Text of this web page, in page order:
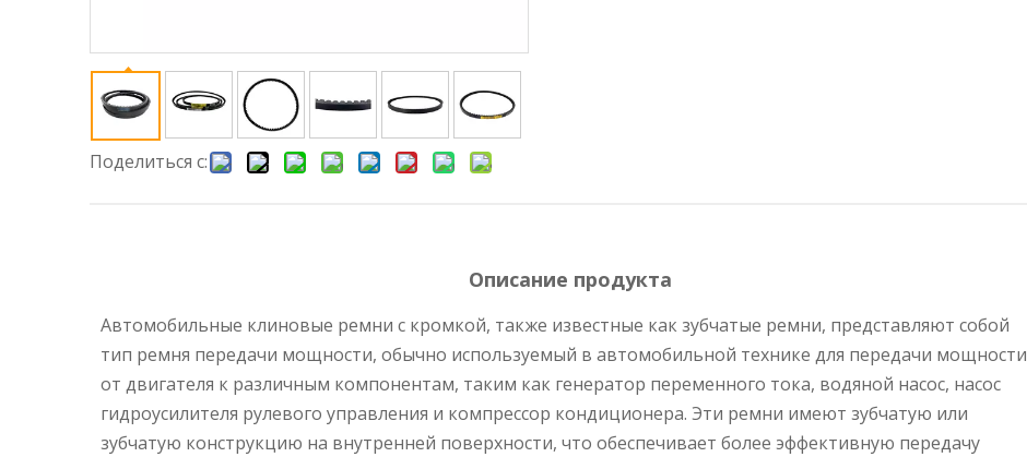
Поделиться с:
Описание продукта
Автомобильные клиновые ремни с кромкой, также известные как зубчатые ремни, представляют собой
тип ремня передачи мощности, обычно используемый в автомобильной технике для передачи мощности
от двигателя к различным компонентам, таким как генератор переменного тока, водяной насос, насос
гидроусилителя рулевого управления и компрессор кондиционера. Эти ремни имеют зубчатую или
зубчатую конструкцию на внутренней поверхности, что обеспечивает более эффективную передачу